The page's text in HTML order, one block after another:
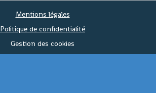
Mentions légales
Politique de confidentialité
Gestion des cookies